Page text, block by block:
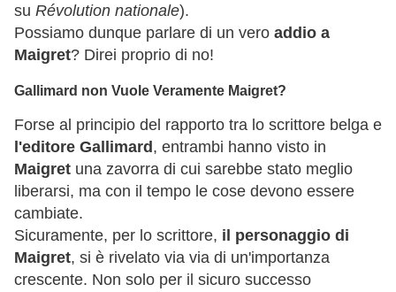
su Révolution nationale).
Possiamo dunque parlare di un vero addio a
Maigret? Direi proprio di no!
Gallimard non Vuole Veramente Maigret?
Forse al principio del rapporto tra lo scrittore belga e
l'editore Gallimard , entrambi hanno visto in
Maigret una zavorra di cui sarebbe stato meglio
liberarsi, ma con il tempo le cose devono essere
cambiate.
Sicuramente, per lo scrittore, il personaggio di
Maigret, si è rivelato via via di un'importanza
crescente. Non solo per il sicuro successo